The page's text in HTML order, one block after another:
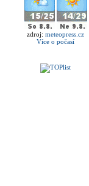
zdroj: meteopress.cz
Více o počasí